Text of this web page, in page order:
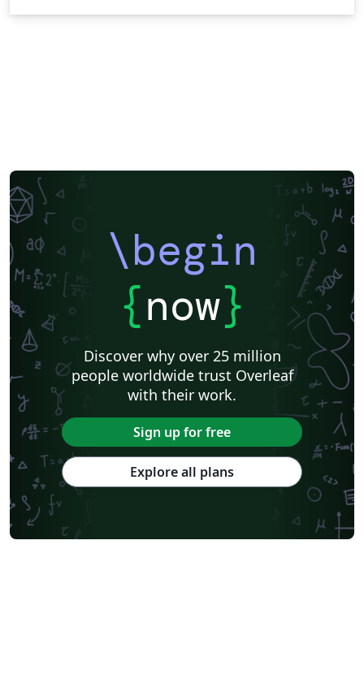
\begin
{now}
Discover why over 25 million
people worldwide trust Overleaf
with their work.
Sign up for free
Explore all plans